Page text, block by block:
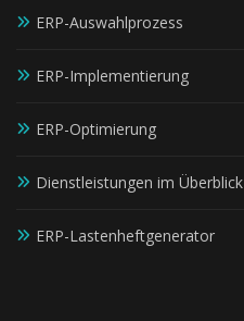
ERP-Auswahlprozess
ERP-Implementierung
ERP-Optimierung
Dienstleistungen im Überblick
ERP-Lastenheftgenerator